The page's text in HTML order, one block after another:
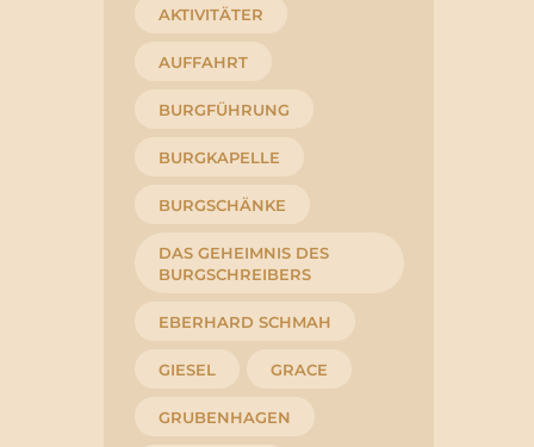
AKTIVITÄTER
AUFFAHRT
BURGFÜHRUNG
BURGKAPELLE
BURGSCHÄNKE
DAS GEHEIMNIS DES
BURGSCHREIBERS
EBERHARD SCHMAH
GIESEL GRACE
GRUBENHAGEN